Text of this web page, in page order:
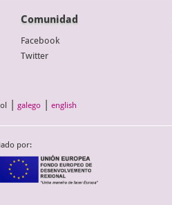
Comunidad
Facebook
Twitter
galego english
por: